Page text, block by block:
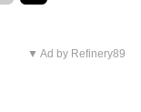
▼ Ad by Refinery89